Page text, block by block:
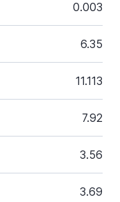
0.003
6.35
11.113
7.92
3.56
3.69